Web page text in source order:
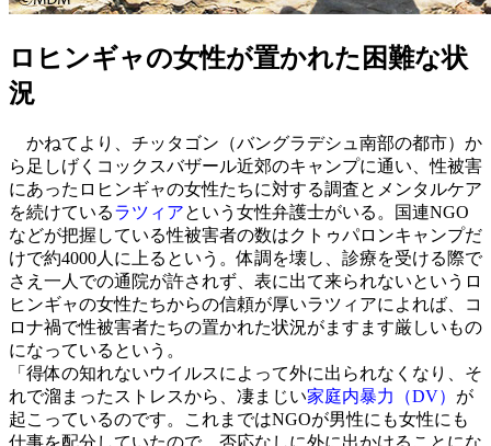
ロヒンギャの女性が置かれた困難な状
況
かねてより、チッタゴン（バングラデシュ南部の都市）か
ら足しげくコックスバザール近郊のキャンプに通い、性被害
にあったロヒンギャの女性たちに対する調査とメンタルケア
を続けているラツィアという女性弁護士がいる。国連NGO
などが把握している性被害者の数はクトゥパロンキャンプだ
けで約4000人に上るという。体調を壊し、診療を受ける際で
さえ一人での通院が許されず、表に出て来られないというロ
ヒンギャの女性たちからの信頼が厚いラツィアによれば、コ
ロナ禍で性被害者たちの置かれた状況がますます厳しいもの
になっているという。
「得体の知れないウイルスによって外に出られなくなり、そ
れで溜まったストレスから、凄まじい家庭内暴力（DV） が
起こっているのです。これまではNGOが男性にも女性にも
仕事を配分していたので、否応なしに外に出かけることにな